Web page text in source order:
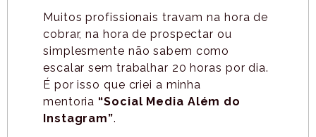
Muitos profissionais travam na hora de
cobrar, na hora de prospectar ou
simplesmente não sabem como
escalar sem trabalhar 20 horas por dia.
É por isso que criei a minha
mentoria “Social Media Além do
Instagram”.